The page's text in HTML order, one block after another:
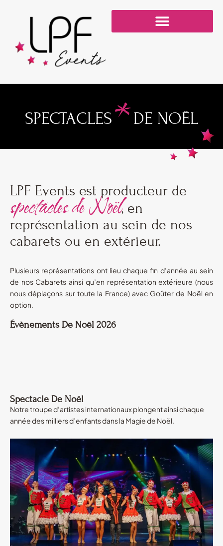
SPECTACLES*DE NOËL
LPF Events est producteur de
spectacles de Noël, en
représentation au sein de nos
cabarets ou en extérieur.
Plusieurs représentations ont lieu chaque fin d’année au sein
de nos Cabarets ainsi qu’en représentation extérieure (nous
nous déplaçons sur toute la France) avec Goûter de Noël en
option.
Évènements De Noël 2026
Spectacle De Noël
Notre troupe d’artistes internationaux plongent ainsi chaque
année des milliers d’enfants dans la Magie de Noël.